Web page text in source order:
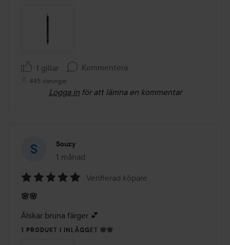
1 gillar Kommentera
445 visningar
Logga in för att lämna en kommentar
Souzy
1 månad
Inlägget skapades 1 månad
5
av
5
Verifierad köpare
🌸🌸
Älskar bruna färger 💕
1 PRODUKT I INLÄGGET 🌸🌸